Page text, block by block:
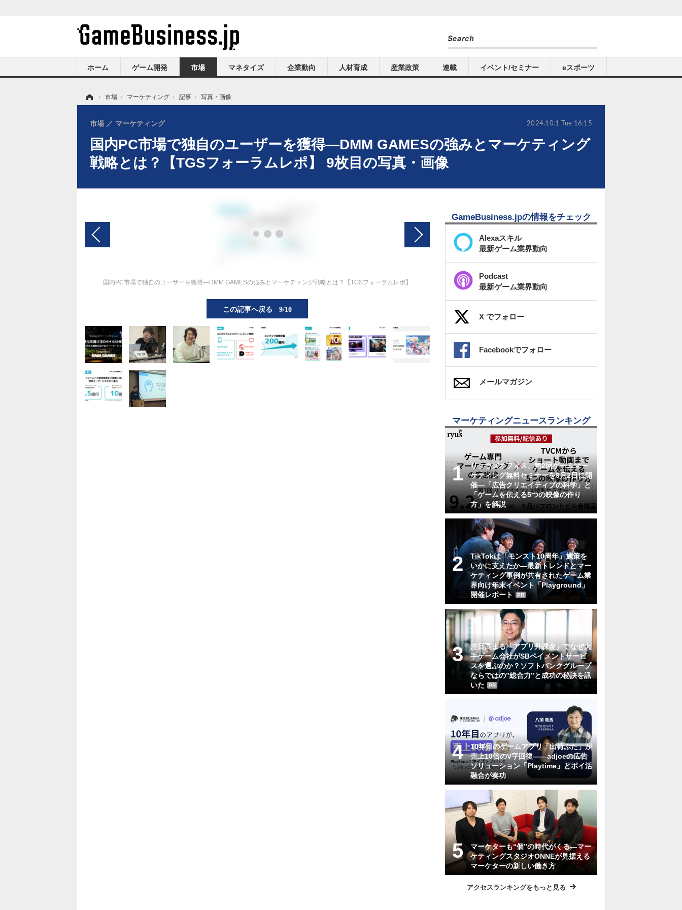
ホーム ゲーム開発 市場 マネタイズ 企業動向 人材育成 産業政策 連載 イベント/セミナー eスポーツ
› 市場 › マーケティング › 記事 › 写真・画像
国内PC市場で独自のユーザーを獲得―DMM GAMESの強みとマーケティング
戦略とは？【TGSフォーラムレポ】 9枚目の写真・画像
市場 マーケティング 2024.10.1 Tue 16:15
国内PC市場で独自のユーザーを獲得―DMM GAMESの強みとマーケティング戦略とは？【TGSフォーラムレポ】
この記事へ戻る 9/10
GameBusiness.jpの情報をチェック
Alexaスキル
最新ゲーム業界動向
Podcast
最新ゲーム業界動向
X でフォロー
Facebookでフォロー
メールマガジン
マーケティングニュースランキング
リュウズオフィス、第2回ゲームマー
ケティング無料セミナーを9月2日に開
催―「広告クリエイティブの科学」と
「ゲームを伝える5つの映像の作り
方」を解説
TikTokは「モンスト10周年」施策を
いかに支えたか―最新トレンドとマー
ケティング事例が共有されたゲーム業
界向け年末イベント「Playground」
開催レポート
PR
注目高まる「アプリ外課金」でなぜ大
手ゲーム会社がSBペイメントサービ
スを選ぶのか？ソフトバンクグループ
ならではの”総合力”と成功の秘訣を訊
いた
PR
10年目のゲームアプリ「出荷ぶた」が
売上10倍のV字回復――adjoeの広告
ソリューション「Playtime」とポイ活
融合が奏功
マーケターも“個”の時代がくる―マー
ケティングスタジオONNEが見据える
マーケターの新しい働き方
アクセスランキングをもっと見る